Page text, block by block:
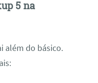
5 na
além do básico.